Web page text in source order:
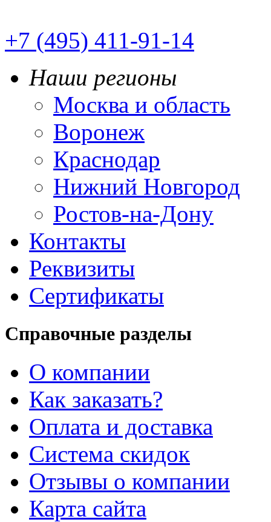
+7 (495) 411-91-14
Наши регионы
Москва и область
Воронеж
Краснодар
Нижний Новгород
Ростов-на-Дону
Контакты
Реквизиты
Сертификаты
Справочные разделы
О компании
Как заказать?
Оплата и доставка
Система скидок
Отзывы о компании
Карта сайта